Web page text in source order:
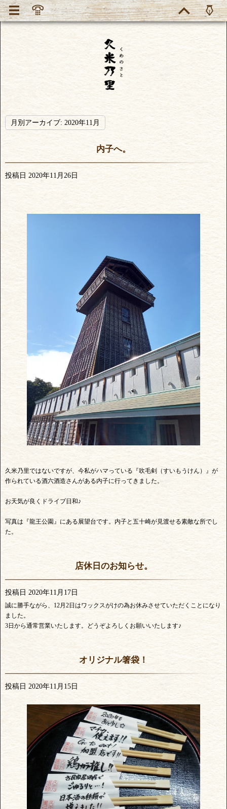
月別アーカイブ: 2020年11月
内子へ。
投稿日 2020年11月26日
久米乃里ではないですが、今私がハマっている『吹毛剣（すいもうけん）』が
作られている酒六酒造さんがある内子に行ってきました。
お天気が良くドライブ日和♪
写真は『龍王公園』にある展望台です。内子と五十崎が見渡せる素敵な所でし
た。
店休日のお知らせ。
投稿日 2020年11月17日
誠に勝手ながら、12月2日はワックスがけの為お休みさせていただくことになり
ました。
3日から通常営業いたします。どうぞよろしくお願いいたします♪
オリジナル箸袋！
投稿日 2020年11月15日